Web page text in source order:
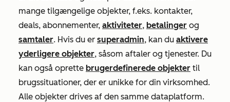
mange tilgængelige objekter, f.eks. kontakter,
deals, abonnementer, aktiviteter, betalinger og
samtaler. Hvis du er superadmin, kan du aktivere
yderligere objekter, såsom aftaler og tjenester. Du
kan også oprette brugerdefinerede objekter til
brugssituationer, der er unikke for din virksomhed.
Alle objekter drives af den samme dataplatform.